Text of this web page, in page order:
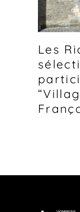
Les